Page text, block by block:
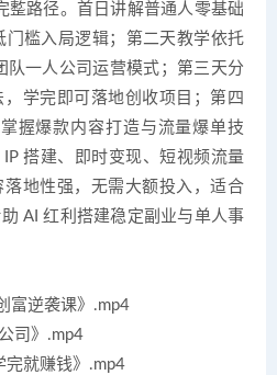
整路径。首日讲解普通人零基础
门槛入局逻辑；第二天教学依托
队一人公司运营模式；第三天分
学完即可落地创收项目；第四
握爆款内容打造与流量爆单技
搭建、即时变现、短视频流量
地性强，无需大额投入，适合
AI 红利搭建稳定副业与单人事
富逆袭课》.mp4
司》.mp4
完就赚钱》.mp4